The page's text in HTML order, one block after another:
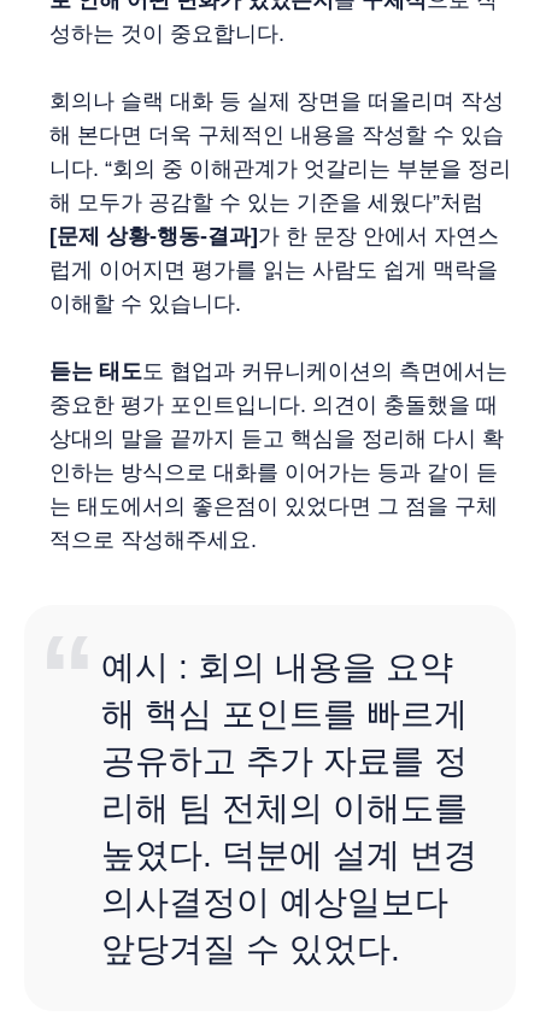
성하는 것이 중요합니다.
회의나 슬랙 대화 등 실제 장면을 떠올리며 작성
해 본다면 더욱 구체적인 내용을 작성할 수 있습
니다. “회의 중 이해관계가 엇갈리는 부분을 정리
해 모두가 공감할 수 있는 기준을 세웠다”처럼
[문제 상황-행동-결과]가 한 문장 안에서 자연스
럽게 이어지면 평가를 읽는 사람도 쉽게 맥락을
이해할 수 있습니다.
듣는 태도도 협업과 커뮤니케이션의 측면에서는
중요한 평가 포인트입니다. 의견이 충돌했을 때
상대의 말을 끝까지 듣고 핵심을 정리해 다시 확
인하는 방식으로 대화를 이어가는 등과 같이 듣
는 태도에서의 좋은점이 있었다면 그 점을 구체
적으로 작성해주세요.
예시 : 회의 내용을 요약
해 핵심 포인트를 빠르게
공유하고 추가 자료를 정
리해 팀 전체의 이해도를
높였다. 덕분에 설계 변경
의사결정이 예상일보다
앞당겨질 수 있었다.